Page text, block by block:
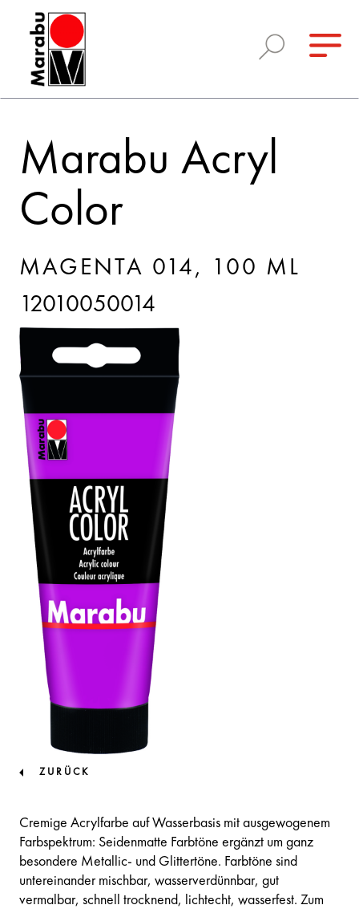
Marabu Acryl
Color
MAGENTA 014, 100 ML
12010050014
ZURÜCK
Cremige Acrylfarbe auf Wasserbasis mit ausgewogenem
Farbspektrum: Seidenmatte Farbtöne ergänzt um ganz
besondere Metallic- und Glittertöne. Farbtöne sind
untereinander mischbar, wasserverdünnbar, gut
vermalbar, schnell trocknend, lichtecht, wasserfest. Zum